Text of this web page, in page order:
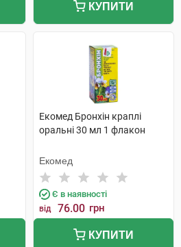
КУПИТИ
Екомед Бронхін краплі
оральні 30 мл 1 флакон
Екомед
Є в наявності
від 76.00 грн
КУПИТИ